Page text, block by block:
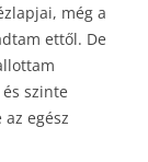
még a
ettől. De
szinte
egész